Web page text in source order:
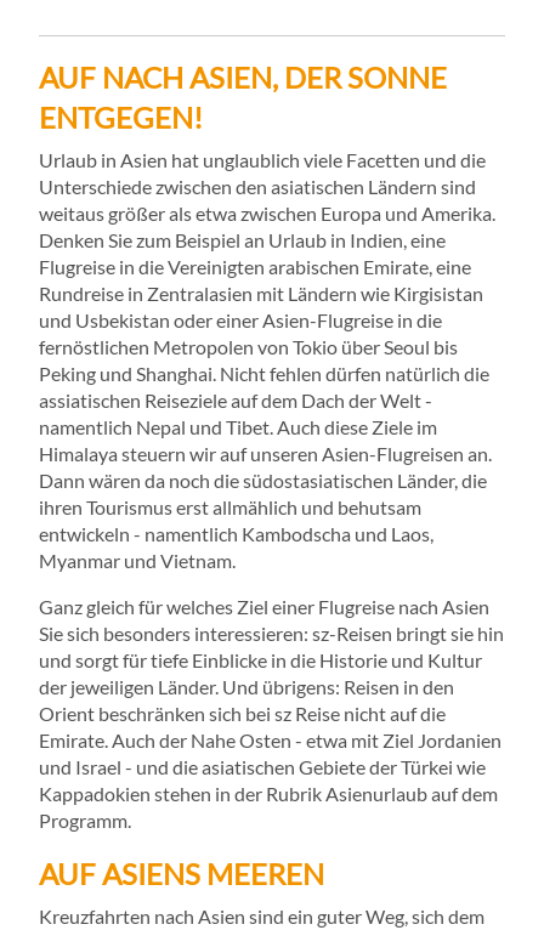
AUF NACH ASIEN, DER SONNE
ENTGEGEN!
Urlaub in Asien hat unglaublich viele Facetten und die
Unterschiede zwischen den asiatischen Ländern sind
weitaus größer als etwa zwischen Europa und Amerika.
Denken Sie zum Beispiel an Urlaub in Indien, eine
Flugreise in die Vereinigten arabischen Emirate, eine
Rundreise in Zentralasien mit Ländern wie Kirgisistan
und Usbekistan oder einer Asien-Flugreise in die
fernöstlichen Metropolen von Tokio über Seoul bis
Peking und Shanghai. Nicht fehlen dürfen natürlich die
assiatischen Reiseziele auf dem Dach der Welt -
namentlich Nepal und Tibet. Auch diese Ziele im
Himalaya steuern wir auf unseren Asien-Flugreisen an.
Dann wären da noch die südostasiatischen Länder, die
ihren Tourismus erst allmählich und behutsam
entwickeln - namentlich Kambodscha und Laos,
Myanmar und Vietnam.
Ganz gleich für welches Ziel einer Flugreise nach Asien
Sie sich besonders interessieren: sz-Reisen bringt sie hin
und sorgt für tiefe Einblicke in die Historie und Kultur
der jeweiligen Länder. Und übrigens: Reisen in den
Orient beschränken sich bei sz Reise nicht auf die
Emirate. Auch der Nahe Osten - etwa mit Ziel Jordanien
und Israel - und die asiatischen Gebiete der Türkei wie
Kappadokien stehen in der Rubrik Asienurlaub auf dem
Programm.
AUF ASIENS MEEREN
Kreuzfahrten nach Asien sind ein guter Weg, sich dem